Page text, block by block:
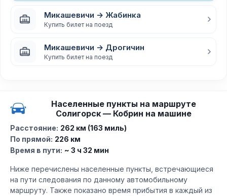
Микашевичи → Жабинка
Купить билет на поезд
Микашевичи → Дрогичин
Купить билет на поезд
Населенные пункты на маршруте
Солигорск — Кобрин на машине
Расстояние: 262 км (163 миль)
По прямой: 226 км
Время в пути: ~ 3 ч 32 мин
Ниже перечислены населенные пункты, встречающиеся
на пути следования по данному автомобильному
маршруту. Также показано время прибытия в каждый из